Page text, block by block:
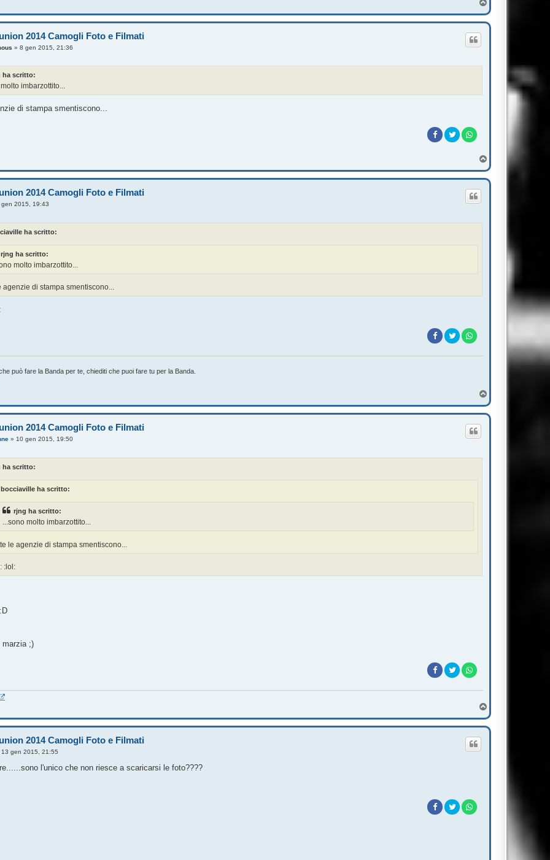
o
2014 Camogli Foto e Filmati
»8 gen 2015, 21:36
ha scritto:
imbarzottito...
di stampa smentiscono...
o
2014 Camogli Foto e Filmati
gen 2015, 19:43
ha scritto:
rjng ha scritto:
molto imbarzottito...
agenzie di stampa smentiscono...
può fare la Banda per te, chiediti che puoi fare tu per la Banda.
o
2014 Camogli Foto e Filmati
»10 gen 2015, 19:50
ha scritto:
bocciaville ha scritto:
rjng ha scritto:
...sono molto imbarzottito...
le agenzie di stampa smentiscono...
:lol:
marzia ;)
o
2014 Camogli Foto e Filmati
13 gen 2015, 21:55
l'unico che non riesce a scaricarsi le foto????